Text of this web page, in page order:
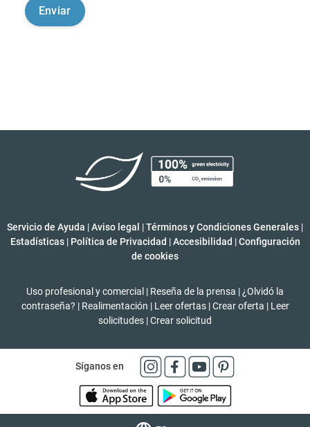
Servicio de Ayuda |Aviso legal |Términos y Condiciones Generales |
Estadísticas | Política de Privacidad | Accesibilidad | Configuración
de cookies
Uso profesional y comercial | Reseña de la prensa | ¿Olvidó la
contraseña? | Realimentación | Leer ofertas | Crear oferta | Leer
solicitudes |Crear solicitud
Síganos en